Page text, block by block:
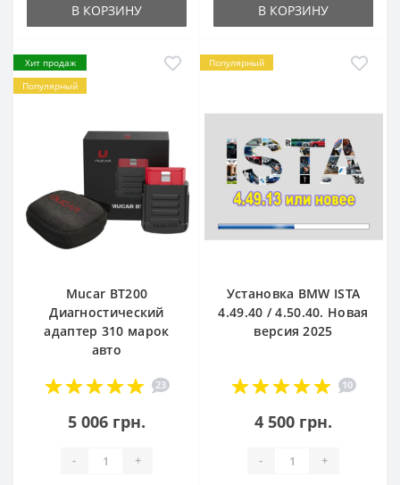
В КОРЗИНУ В КОРЗИНУ
Хит продаж
Популярный
Mucar BT200
Диагностический
адаптер 310 марок
авто
23
5 006 грн.
- +
Популярный
Установка BMW ISTA
4.49.40 / 4.50.40. Новая
версия 2025
10
4 500 грн.
- +